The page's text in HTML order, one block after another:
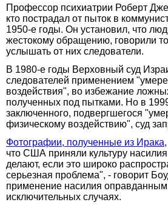
Профессор психиатрии Роберт
кто пострадал от пыток в
1950-е годы. Он установил, что
жестокому обращению, говорили
услышать от них следователи.
В 1980-е годы Верховный суд
следователей применением
воздействия", во избежание
полученных под пытками. Но в
заключенного, подвергшегося
физическому воздействию", суд
Фотографии, полученные из Ирака
что США приняли культуру
делают, если это широко
серьезная проблема", - говорит
применение насилия
исключительных случаях.